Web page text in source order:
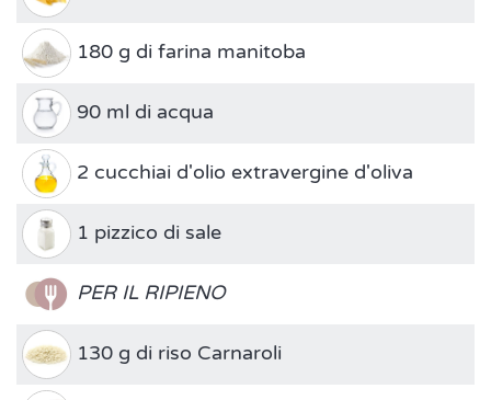
180 g di farina manitoba
90 ml di acqua
2 cucchiai d'olio extravergine d'oliva
1 pizzico di sale
PER IL RIPIENO
130 g di riso Carnaroli